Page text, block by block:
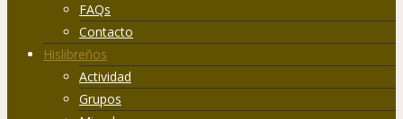
FAQs
Contacto
Hislibreños
Actividad
Grupos